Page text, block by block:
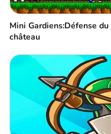
Mini Gardiens:Défense du
château